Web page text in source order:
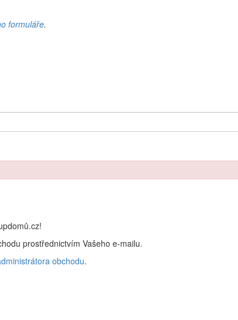
formuláře.
prostřednictvím Vašeho e-mailu.
obchodu.